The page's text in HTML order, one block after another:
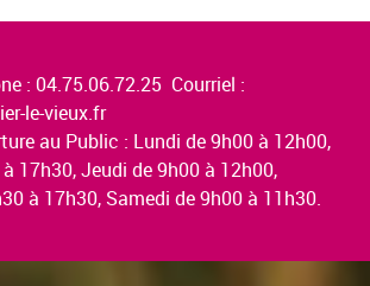
: 04.75.06.72.25 Courriel :
le-vieux.fr
au Public : Lundi de 9h00 à 12h00,
17h30, Jeudi de 9h00 à 12h00,
à 17h30, Samedi de 9h00 à 11h30.